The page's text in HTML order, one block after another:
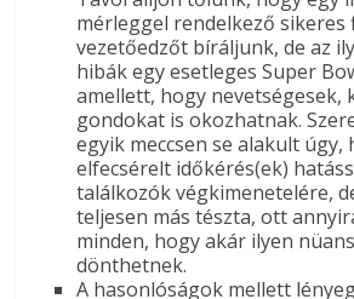
mérleggel rendelkező sikeres
vezetőedzőt bíráljunk, de az
hibák egy esetleges Super
amellett, hogy nevetségesek,
gondokat is okozhatnak.
egyik meccsen se alakult úgy,
elfecsérelt időkérés(ek)
találkozók végkimenetelére,
teljesen más tészta, ott
minden, hogy akár ilyen
dönthetnek.
A hasonlóságok mellett